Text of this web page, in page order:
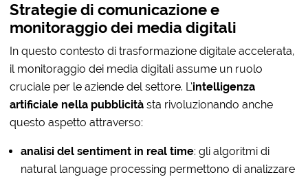
Strategie di comunicazione e
monitoraggio dei media digitali
In questo contesto di trasformazione digitale accelerata,
il monitoraggio dei media digitali assume un ruolo
cruciale per le aziende del settore. L’intelligenza
artificiale nella pubblicità sta rivoluzionando anche
questo aspetto attraverso:
analisi del sentiment in real time: gli algoritmi di
natural language processing permettono di analizzare